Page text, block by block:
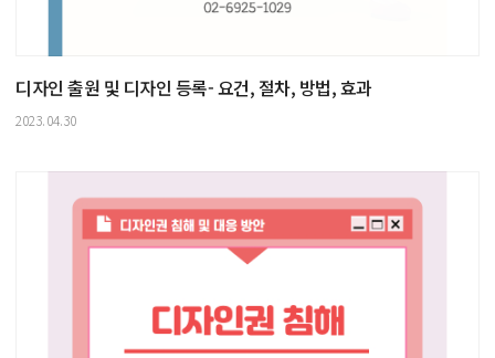
디자인 출원 및 디자인 등록- 요건, 절차, 방법, 효과
2023.04.30